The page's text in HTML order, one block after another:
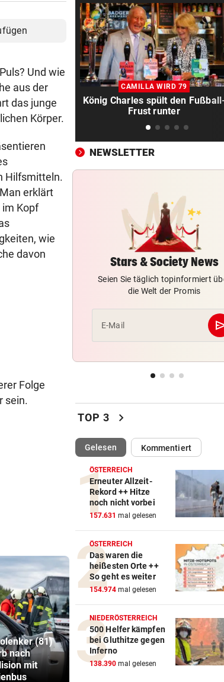
Und wie
aus der
das junge
Körper.
Hilfsmitteln.
erklärt
im Kopf
wie
davon
Folge
sein.
(81)
nach
mit
Linzer kämpfen
aktuell gegen
heiße
Anwalt:
viel Hass
KUNDENDATEN BETROFFEN vor 4
Cyberangriff auf Wiener
Schmuckhändler Frey Wille
EUROPA-LEAGUE-QUALI vor
Joker Tabakovic führt
Last-Minute-Sieg
Erste Anklage gegen Israeli
Gaza-Krieg
Sportboss Katzer: „Fahren
superhappy nach Hause“
ORKAN, KEIN STROM & CO
Skurrilitäten in der Red Bull
häufen sich
WASSERSPRINGEN
SCHON NÄCHSTE SAISON vor 5
Katzentöter-Anwalt: „Nie so
Hass begegnet“
TRUMP DROHT:
Lange Haftstrafen für
über Waffenengpässe
CONFERENCE LEAGUE vor
Sieg! Austria stößt die Tür
Play-off weit auf
MITTEN IN HITZEWELLE vor
Irre! Salzburg – Pafos wegen
Sintflut unterbrochen
RADSPORT
Reusser vor Ventoux-Etappe
weiter im Gelben Trikot
KEIN ARSENAL-WECHSEL vor
CAMILLA WIRD 79
König Charles spült den
Frust runter
NEWSLETTER
Stars & Society News
Seien Sie täglich topinformiert
die Welt der Promis
E-Mail
TOP 3 chevron_right
Gelesen(ausgewählt)Kommentiert
ÖSTERREICH
Erneuter Allzeit-
Rekord ++ Hitze
noch nicht vorbei
157.631 mal gelesen
ÖSTERREICH
Das waren die
heißesten Orte ++
So geht es weiter
154.974 mal gelesen
NIEDERÖSTERREICH
500 Helfer kämpfen
bei Gluthitze gegen
Inferno
138.390 mal gelesen